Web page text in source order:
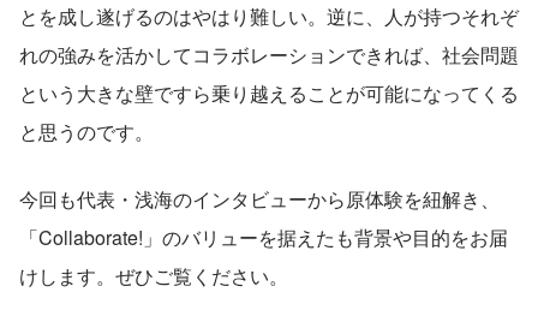
とを成し遂げるのはやはり難しい。逆に、人が持つそれぞ
れの強みを活かしてコラボレーションできれば、社会問題
という大きな壁ですら乗り越えることが可能になってくる
と思うのです。
今回も代表・浅海のインタビューから原体験を紐解き、
「Collaborate!」のバリューを据えたも背景や目的をお届
けします。ぜひご覧ください。